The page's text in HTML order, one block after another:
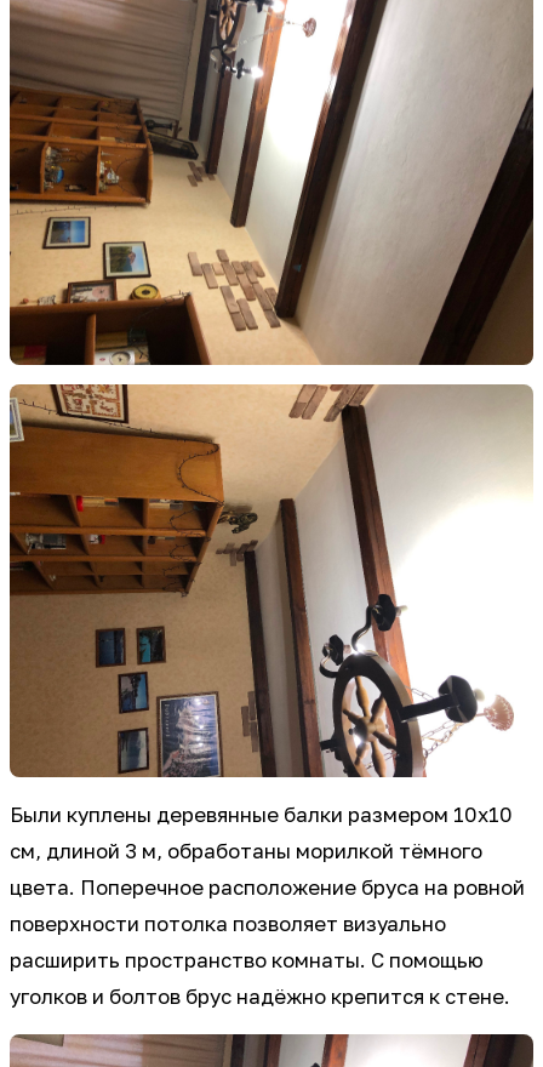
Были куплены деревянные балки размером 10х10
см, длиной 3 м, обработаны морилкой тёмного
цвета. Поперечное расположение бруса на ровной
поверхности потолка позволяет визуально
расширить пространство комнаты. С помощью
уголков и болтов брус надёжно крепится к стене.